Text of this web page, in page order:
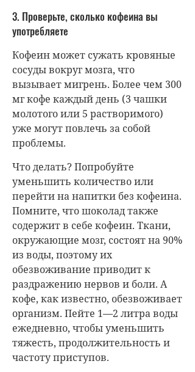
3. Проверьте, сколько кофеина вы
употребляете
Кофеин может сужать кровяные
сосуды вокруг мозга, что
вызывает мигрень. Более чем 300
мг кофе каждый день (3 чашки
молотого или 5 растворимого)
уже могут повлечь за собой
проблемы.
Что делать? Попробуйте
уменьшить количество или
перейти на напитки без кофеина.
Помните, что шоколад также
содержит в себе кофеин. Ткани,
окружающие мозг, состоят на 90%
из воды, поэтому их
обезвоживание приводит к
раздражению нервов и боли. А
кофе, как известно, обезвоживает
организм. Пейте 1—2 литра воды
ежедневно, чтобы уменьшить
тяжесть, продолжительность и
частоту приступов.